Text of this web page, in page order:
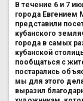
В течение 6 и 7
города
представили
кубанского
города в самых
кубанской
пообщаться с
постарались
мы для этого
выразил